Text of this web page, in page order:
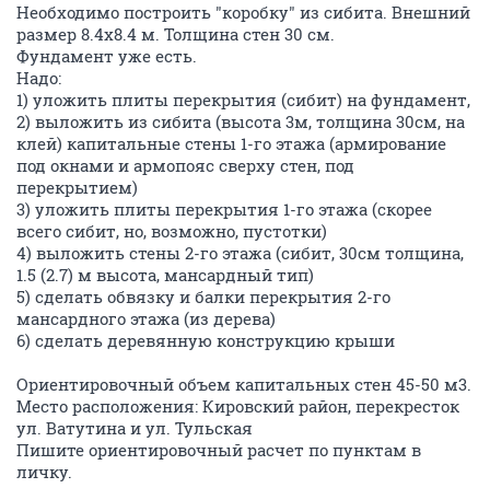
Необходимо построить "коробку" из сибита. Внешний
размер 8.4х8.4 м. Толщина стен 30 см.
Фундамент уже есть.
Надо:
1) уложить плиты перекрытия (сибит) на фундамент,
2) выложить из сибита (высота 3м, толщина 30см, на
клей) капитальные стены 1-го этажа (армирование
под окнами и армопояс сверху стен, под
перекрытием)
3) уложить плиты перекрытия 1-го этажа (скорее
всего сибит, но, возможно, пустотки)
4) выложить стены 2-го этажа (сибит, 30см толщина,
1.5 (2.7) м высота, мансардный тип)
5) сделать обвязку и балки перекрытия 2-го
мансардного этажа (из дерева)
6) сделать деревянную конструкцию крыши
Ориентировочный объем капитальных стен 45-50 м3.
Место расположения: Кировский район, перекресток
ул. Ватутина и ул. Тульская
Пишите ориентировочный расчет по пунктам в
личку.